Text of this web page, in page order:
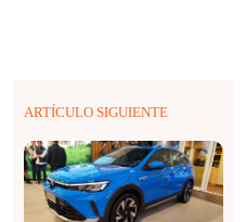
ARTÍCULO SIGUIENTE